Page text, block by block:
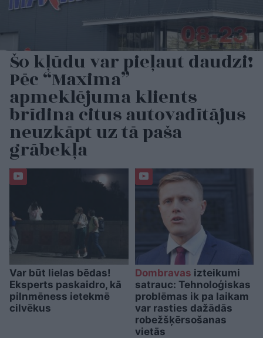
Šo kļūdu var pieļaut daudzi!
Pēc “Maxima”
apmeklējuma klients
brīdina citus autovadītājus
neuzkāpt uz tā paša
grābekļa
Var būt lielas bēdas!
Eksperts paskaidro, kā
pilnmēness ietekmē
cilvēkus
Dombravas izteikumi
satrauc: Tehnoloģiskas
problēmas ik pa laikam
var rasties dažādās
robežšķērsošanas
vietās